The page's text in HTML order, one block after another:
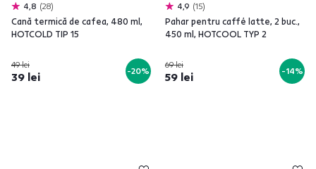
4,8 28
Cană termică de cafea, 480 ml,
HOTCOLD TIP 15
49 lei
39 lei -20%
4,9 15
Pahar pentru caffé latte, 2 buc.,
450 ml, HOTCOOL TYP 2
69 lei
59 lei -14%